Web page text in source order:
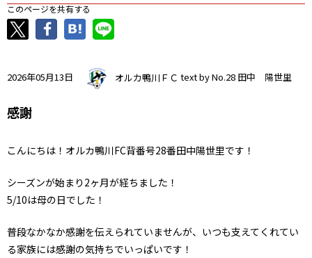
このページを共有する
2026年05月13日 オルカ鴨川ＦＣ text by No.28 田中 陽世里
感謝
こんにちは！オルカ鴨川FC背番号28番田中陽世里です！
シーズンが始まり2ヶ月が経ちました！
5/10は母の日でした！
普段なかなか感謝を伝えられていませんが、いつも支えてくれてい
る家族には感謝の気持ちでいっぱいです！